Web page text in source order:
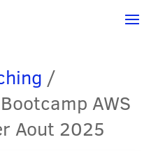
/
AWS
Aout 2025